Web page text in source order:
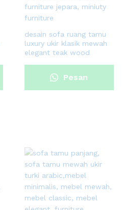
desain sofa ruang tamu
luxury ukir klasik mewah
elegant teak wood
Pesan